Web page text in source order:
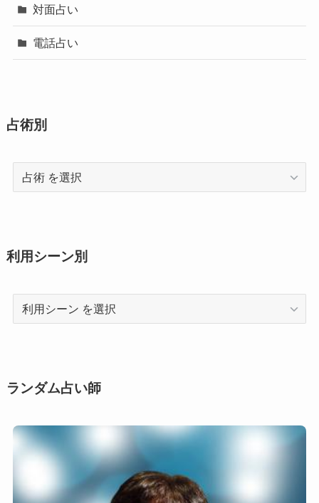
対面占い
電話占い
占術別
術
利用シーン別
利
用
ン
ランダム占い師